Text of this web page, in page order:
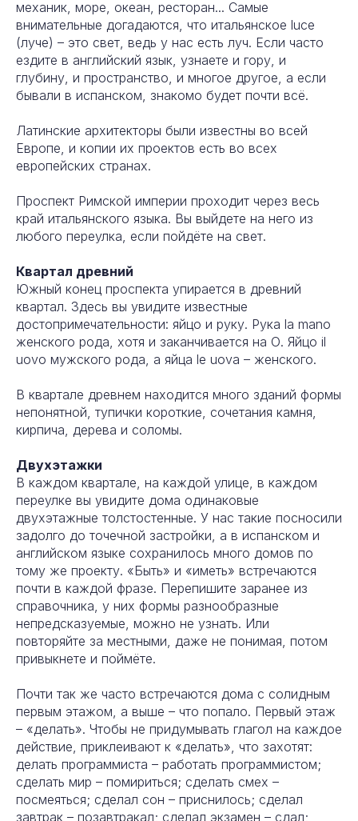
механик, море, океан, ресторан... Самые
внимательные догадаются, что итальянское luce
(луче) – это свет, ведь у нас есть луч. Если часто
ездите в английский язык, узнаете и гору, и
глубину, и пространство, и многое другое, а если
бывали в испанском, знакомо будет почти всё.
Латинские архитекторы были известны во всей
Европе, и копии их проектов есть во всех
европейских странах.
Проспект Римской империи проходит через весь
край итальянского языка. Вы выйдете на него из
любого переулка, если пойдёте на свет.
Квартал древний
Южный конец проспекта упирается в древний
квартал. Здесь вы увидите известные
достопримечательности: яйцо и руку. Рука la mano
женского рода, хотя и заканчивается на О. Яйцо il
uovo мужского рода, а яйца le uova – женского.
В квартале древнем находится много зданий формы
непонятной, тупички короткие, сочетания камня,
кирпича, дерева и соломы.
Двухэтажки
В каждом квартале, на каждой улице, в каждом
переулке вы увидите дома одинаковые
двухэтажные толстостенные. У нас такие посносили
задолго до точечной застройки, а в испанском и
английском языке сохранилось много домов по
тому же проекту. «Быть» и «иметь» встречаются
почти в каждой фразе. Перепишите заранее из
справочника, у них формы разнообразные
непредсказуемые, можно не узнать. Или
повторяйте за местными, даже не понимая, потом
привыкнете и поймёте.
Почти так же часто встречаются дома с солидным
первым этажом, а выше – что попало. Первый этаж
– «делать». Чтобы не придумывать глагол на каждое
действие, приклеивают к «делать», что захотят:
делать программиста – работать программистом;
сделать мир – помириться; сделать смех –
посмеяться; сделал сон – приснилось; сделал
завтрак – позавтракал; сделал экзамен – сдал;